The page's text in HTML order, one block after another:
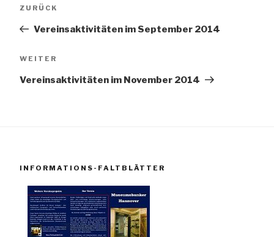
Vorheriger
ZURÜCK
Vereinsaktivitäten im September 2014
Nächster
WEITER
Vereinsaktivitäten im November 2014
INFORMATIONS-FALTBLÄTTER